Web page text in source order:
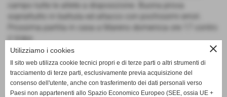
campo tutte le atlete a disposizione. Buona prova
soprattutto in battuta ed attacco con pochissimi errori.
Prossima partita in casa a Mareno domenica ore 17 contro
il Vidor.
close
Utilizziamo i cookies
Il sito web utilizza cookie tecnici propri e di terze parti o altri strumenti di
tracciamento di terze parti, esclusivamente previa acquisizione del
consenso dell'utente, anche con trasferimento dei dati personali verso
Paesi non appartenenti allo Spazio Economico Europeo (SEE, ossia UE +